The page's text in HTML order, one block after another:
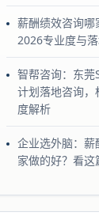
薪酬绩效咨询哪
2026专业度与
智帮咨询：东莞
计划落地咨询，
度解析
企业选外脑：
家做的好？看这